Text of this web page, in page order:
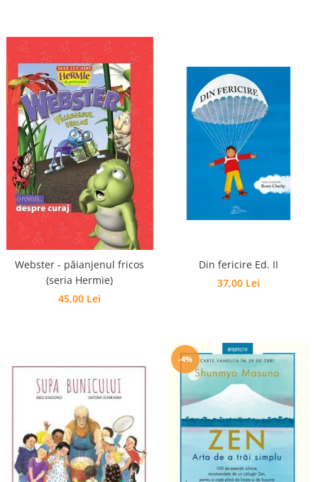
Webster - păianjenul fricos
(seria Hermie)
45,00 Lei
Din fericire Ed. II
37,00 Lei
-4%